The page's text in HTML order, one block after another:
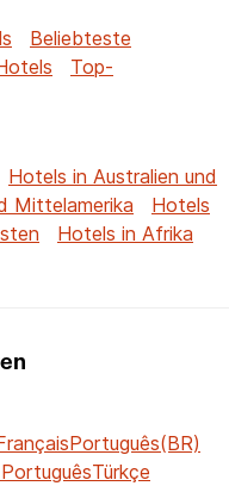
Beliebteste
Top-
Hotels in Australien und
Mittelamerika
Hotels
Hotels in Afrika
Português(BR)
PortuguêsTürkçe